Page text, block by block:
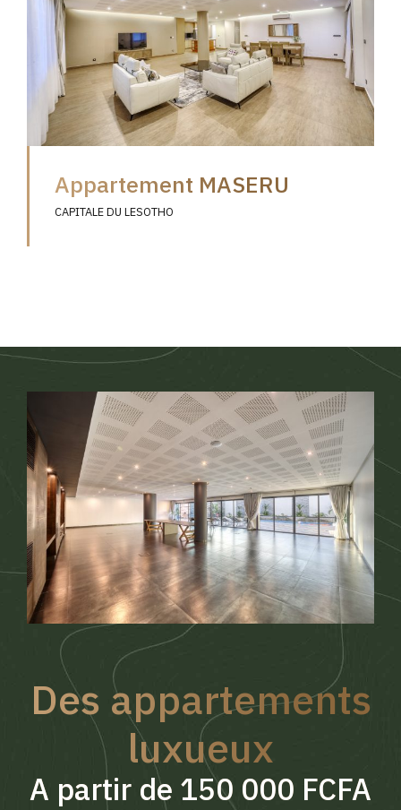
Appartement MASERU
CAPITALE DU LESOTHO
Des appartements
luxueux
A partir de 150 000 FCFA